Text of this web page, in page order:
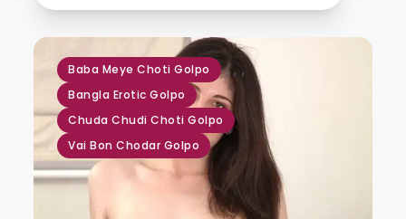
Baba Meye Choti Golpo ,
Bangla Erotic Golpo
,
Chuda Chudi Choti Golpo
,
Vai Bon Chodar Golpo